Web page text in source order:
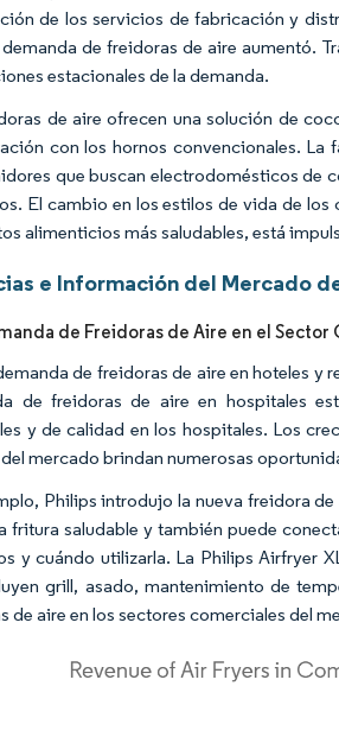
de los servicios de fabricación y
de freidoras de aire aumentó.
estacionales de la demanda.
de aire ofrecen una solución de
con los hornos convencionales.
que buscan electrodomésticos de
El cambio en los estilos de vida de
alimenticios más saludables, está
e Información del Mercado
de Freidoras de Aire en el Sector
de freidoras de aire en hoteles y
de freidoras de aire en hospitales
y de calidad en los hospitales. Los
mercado brindan numerosas
Philips introdujo la nueva freidora
fritura saludable y también puede
y cuándo utilizarla. La Philips Airfryer
grill, asado, mantenimiento de
de aire en los sectores comerciales del